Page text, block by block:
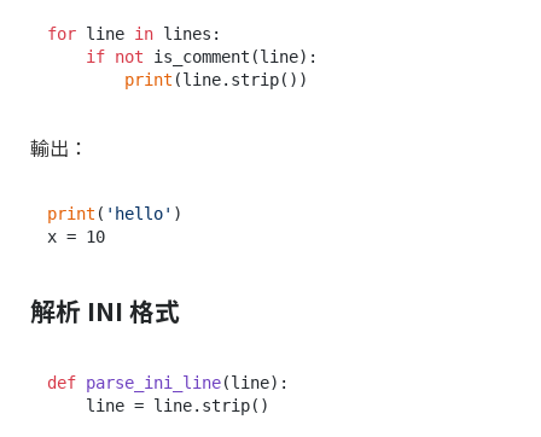
for line in lines:
if not is_comment(line):
print
輸出：
print ( 'hello' )
解析 INI 格式
def parse_ini_line(line):